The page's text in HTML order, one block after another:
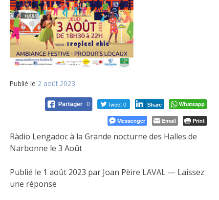
Publié le 2 août 2023
Partager 0 Tweet 0 Share Whatsapp
Messenger Email Print
Ràdio Lengadoc à la Grande nocturne des Halles de
Narbonne le 3 Août
Publié le 1 août 2023 par Joan Pèire LAVAL — Laissez
une réponse